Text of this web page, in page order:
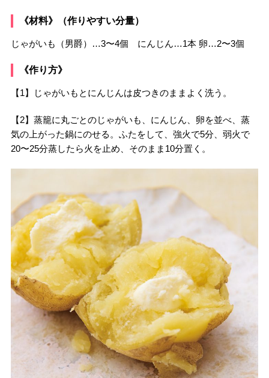
《材料》（作りやすい分量）
じゃがいも（男爵）…3〜4個 にんじん…1本 卵…2〜3個
《作り方》
【1】じゃがいもとにんじんは皮つきのままよく洗う。
【2】蒸籠に丸ごとのじゃがいも、にんじん、卵を並べ、蒸
気の上がった鍋にのせる。ふたをして、強火で5分、弱火で
20〜25分蒸したら火を止め、そのまま10分置く。